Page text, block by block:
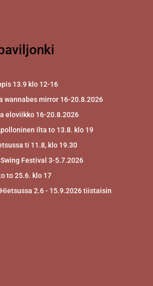
13.9 klo 12-16
wannabes mirror 16-20.8.2026
eloviikko 16-20.8.2026
ilta to 13.8. klo 19
ti 11.8, klo 19.30
Festival 3-5.7.2026
to 25.6. klo 17
2.6 - 15.9.2026 tiistaisin